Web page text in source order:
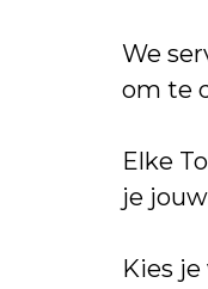
We
om te
Elke
je
Kies